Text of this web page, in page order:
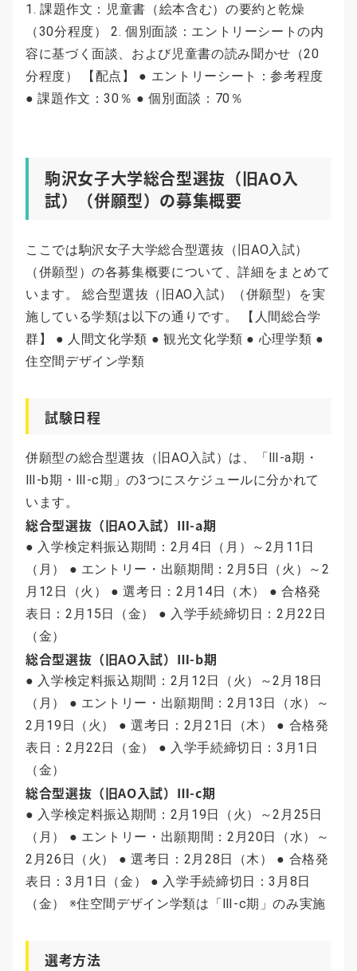
1. 課題作文：児童書（絵本含む）の要約と乾燥
（30分程度） 2. 個別面談：エントリーシートの内
容に基づく面談、および児童書の読み聞かせ（20
分程度） 【配点】 ● エントリーシート：参考程度
● 課題作文：30％ ● 個別面談：70％
駒沢女子大学総合型選抜（旧AO入
試）（併願型）の募集概要
ここでは駒沢女子大学総合型選抜（旧AO入試）
（併願型）の各募集概要について、詳細をまとめて
います。 総合型選抜（旧AO入試）（併願型）を実
施している学類は以下の通りです。 【人間総合学
群】 ● 人間文化学類 ● 観光文化学類 ● 心理学類 ●
住空間デザイン学類
試験日程
併願型の総合型選抜（旧AO入試）は、「Ⅲ-a期・
Ⅲ-b期・Ⅲ-c期」の3つにスケジュールに分かれて
います。
総合型選抜（旧AO入試）Ⅲ-a期
● 入学検定料振込期間：2月4日（月）～2月11日
（月） ● エントリー・出願期間：2月5日（火）～2
月12日（火） ● 選考日：2月14日（木） ● 合格発
表日：2月15日（金） ● 入学手続締切日：2月22日
（金）
総合型選抜（旧AO入試）Ⅲ-b期
● 入学検定料振込期間：2月12日（火）～2月18日
（月） ● エントリー・出願期間：2月13日（水）～
2月19日（火） ● 選考日：2月21日（木） ● 合格発
表日：2月22日（金） ● 入学手続締切日：3月1日
（金）
総合型選抜（旧AO入試）Ⅲ-c期
● 入学検定料振込期間：2月19日（火）～2月25日
（月） ● エントリー・出願期間：2月20日（水）～
2月26日（火） ● 選考日：2月28日（木） ● 合格発
表日：3月1日（金） ● 入学手続締切日：3月8日
（金） ※住空間デザイン学類は「Ⅲ-c期」のみ実施
選考方法